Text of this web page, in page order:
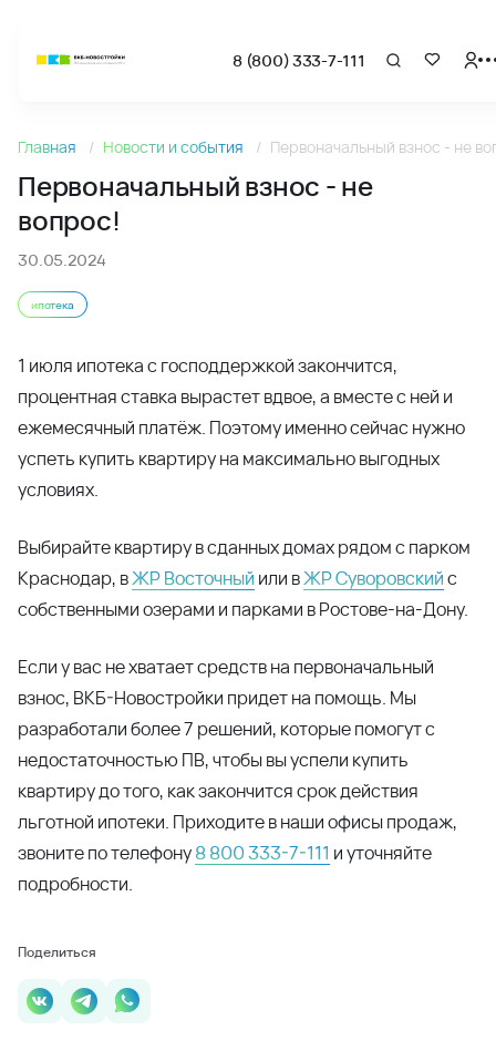
8 (800) 333-7-111
Новости
Главная Новости и события Первоначальный взнос - не
Первоначальный взнос - не
вопрос!
30.05.2024
ипотека
1 июля ипотека с господдержкой закончится,
процентная ставка вырастет вдвое, а вместе с ней и
ежемесячный платёж. Поэтому именно сейчас нужно
успеть купить квартиру на максимально выгодных
условиях.
Выбирайте квартиру в сданных домах рядом с парком
Краснодар, вЖР Восточный или вЖР Суворовскийс
собственными озерами и парками в Ростове-на-Дону.
Если у вас не хватает средств на первоначальный
взнос, ВКБ-Новостройки придет на помощь. Мы
разработали более 7 решений, которые помогут с
недостаточностью ПВ, чтобы вы успели купить
квартиру до того, как закончится срок действия
льготной ипотеки. Приходите в наши офисы продаж,
звоните по телефону8 800 333-7-111 и уточняйте
подробности.
Поделиться